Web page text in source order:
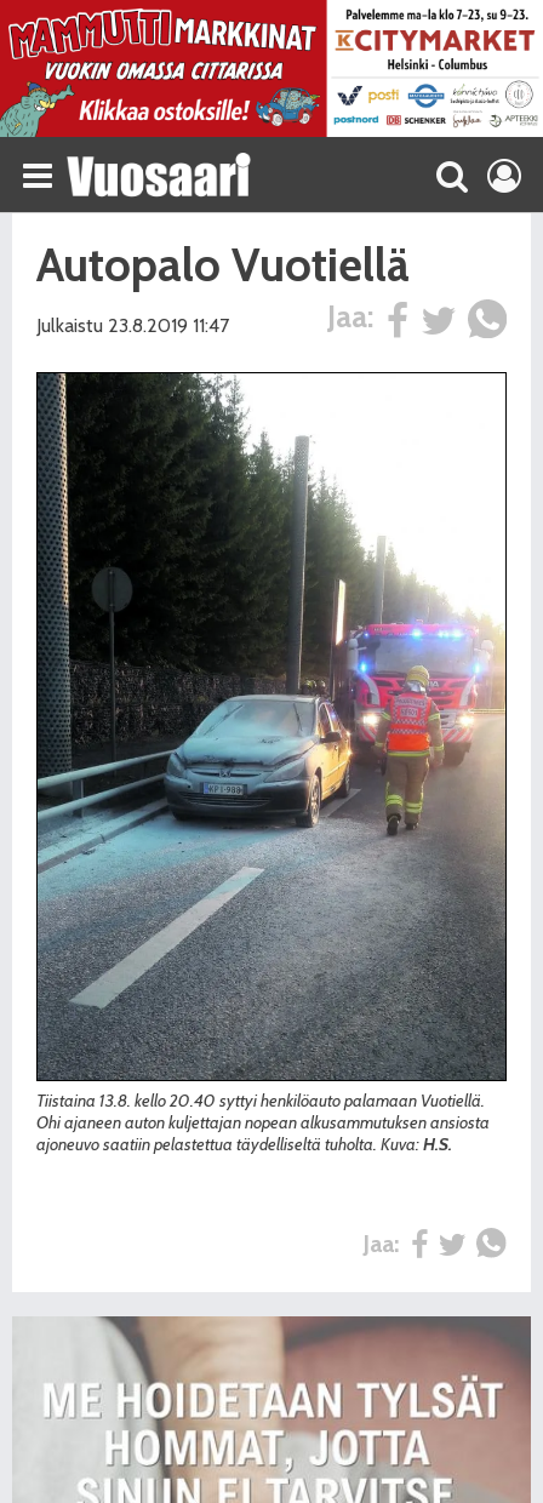
Autopalo Vuotiellä
Jaa:
Julkaistu 23.8.2019 11:47
Tiistaina 13.8. kello 20.40 syttyi henkilöauto palamaan Vuotiellä.
Ohi ajaneen auton kuljettajan nopean alkusammutuksen ansiosta
ajoneuvo saatiin pelastettua täydelliseltä tuholta. Kuva:H.S.
Jaa: